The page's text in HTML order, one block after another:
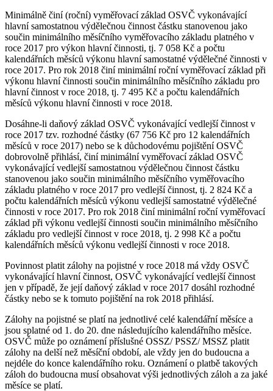
Minimálně činí (roční) vyměřovací základ OSVČ vykonávající
hlavní samostatnou výdělečnou činnost částku stanovenou jako
součin minimálního měsíčního vyměřovacího základu platného v
roce 2017 pro výkon hlavní činnosti, tj. 7 058 Kč a počtu
kalendářních měsíců výkonu hlavní samostatné výdělečné činnosti v
roce 2017. Pro rok 2018 činí minimální roční vyměřovací základ při
výkonu hlavní činnosti součin minimálního měsíčního základu pro
hlavní činnost v roce 2018, tj. 7 495 Kč a počtu kalendářních
měsíců výkonu hlavní činnosti v roce 2018.
Dosáhne-li daňový základ OSVČ vykonávající vedlejší činnost v
roce 2017 tzv. rozhodné částky (67 756 Kč pro 12 kalendářních
měsíců v roce 2017) nebo se k důchodovému pojištění OSVČ
dobrovolně přihlásí, činí minimální vyměřovací základ OSVČ
vykonávající vedlejší samostatnou výdělečnou činnost částku
stanovenou jako součin minimálního měsíčního vyměřovacího
základu platného v roce 2017 pro vedlejší činnost, tj. 2 824 Kč a
počtu kalendářních měsíců výkonu vedlejší samostatné výdělečné
činnosti v roce 2017. Pro rok 2018 činí minimální roční vyměřovací
základ při výkonu vedlejší činnosti součin minimálního měsíčního
základu pro vedlejší činnost v roce 2018, tj. 2 998 Kč a počtu
kalendářních měsíců výkonu vedlejší činnosti v roce 2018.
Povinnost platit zálohy na pojistné v roce 2018 má vždy OSVČ
vykonávající hlavní činnost, OSVČ vykonávající vedlejší činnost
jen v případě, že její daňový základ v roce 2017 dosáhl rozhodné
částky nebo se k tomuto pojištění na rok 2018 přihlásí.
Zálohy na pojistné se platí na jednotlivé celé kalendářní měsíce a
jsou splatné od 1. do 20. dne následujícího kalendářního měsíce.
OSVČ může po oznámení příslušné OSSZ/ PSSZ/ MSSZ platit
zálohy na delší než měsíční období, ale vždy jen do budoucna a
nejdéle do konce kalendářního roku. Oznámení o platbě takových
záloh do budoucna musí obsahovat výši jednotlivých záloh a za jaké
měsíce se platí.